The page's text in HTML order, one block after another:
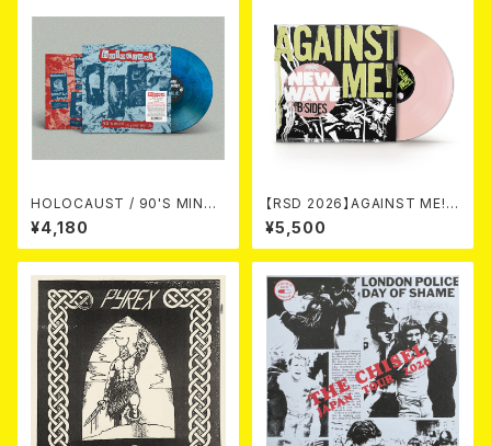
HOLOCAUST / 90'S MIND I
N YOUR MINDS (※LTD.150
SWIRL BLUE VINYL)
¥4,180
【RSD 2026】AGAINST ME! /
NEW WAVE B-SIDES [RSD V
INYL EP][Coloured Vinyl](1
2")
¥5,500